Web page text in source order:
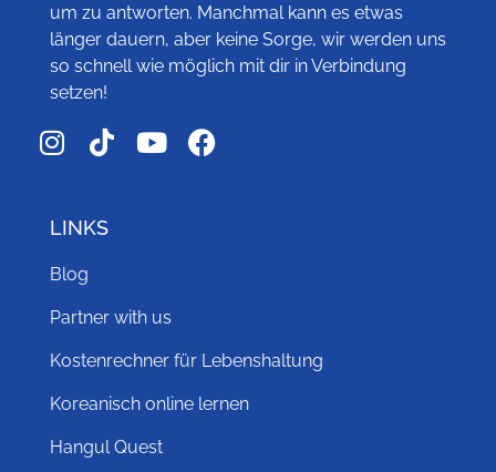
um zu antworten. Manchmal kann es etwas
länger dauern, aber keine Sorge, wir werden uns
so schnell wie möglich mit dir in Verbindung
setzen!
LINKS
Blog
Partner with us
Kostenrechner für Lebenshaltung
Koreanisch online lernen
Hangul Quest